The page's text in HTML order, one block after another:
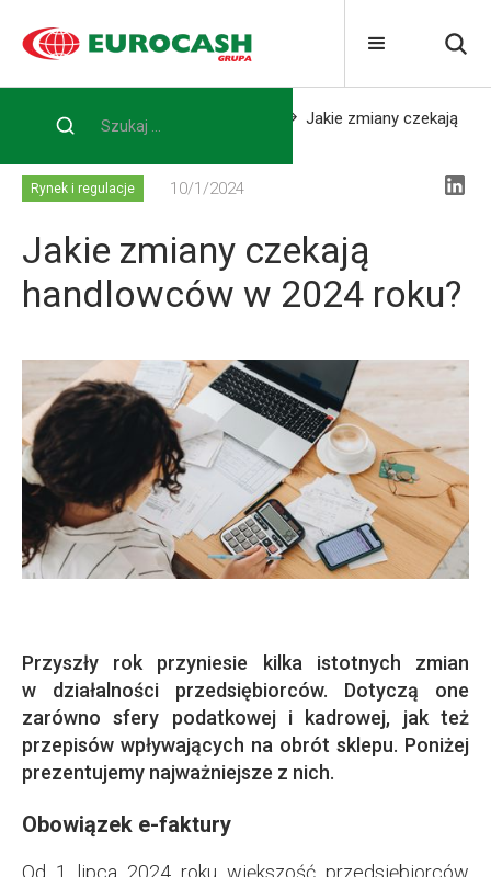
Home Blog
Jakie zmiany czekają
Rynek i regulacje 10/1/2024
Jakie zmiany czekają
handlowców w 2024 roku?
Przyszły rok przyniesie kilka istotnych zmian
w działalności przedsiębiorców. Dotyczą one
zarówno sfery podatkowej i kadrowej, jak też
przepisów wpływających na obrót sklepu. Poniżej
prezentujemy najważniejsze z nich.
Obowiązek e-faktury
Od 1 lipca 2024 roku większość przedsiębiorców